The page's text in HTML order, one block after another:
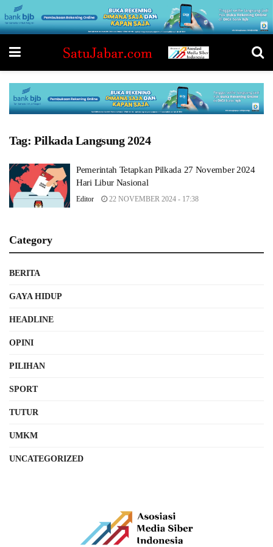
Tag: Pilkada Langsung 2024
Pemerintah Tetapkan Pilkada 27 November 2024
Hari Libur Nasional
Editor 22 NOVEMBER 2024 - 17:38
Category
BERITA
GAYA HIDUP
HEADLINE
OPINI
PILIHAN
SPORT
TUTUR
UMKM
UNCATEGORIZED